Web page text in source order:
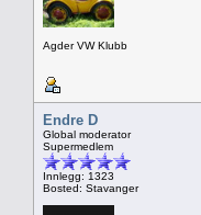
Agder VW Klubb
Endre D
Global moderator
Supermedlem
Innlegg: 1323
Bosted: Stavanger